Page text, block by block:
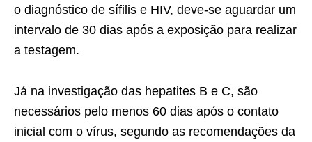
o diagnóstico de sífilis e HIV, deve-se aguardar um
intervalo de 30 dias após a exposição para realizar
a testagem.
Já na investigação das hepatites B e C, são
necessários pelo menos 60 dias após o contato
inicial com o vírus, segundo as recomendações da